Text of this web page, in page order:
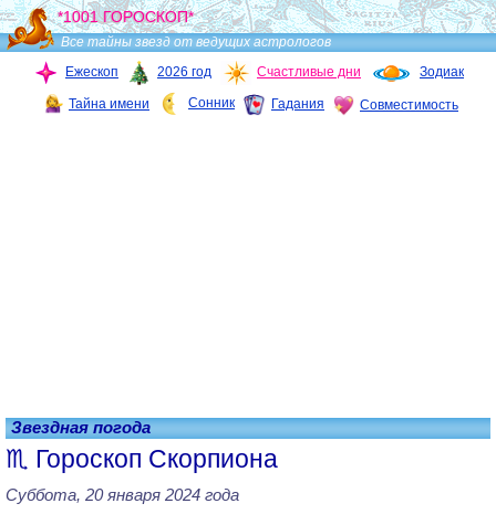
*1001 ГОРОСКОП*
Все тайны звезд от ведущих астрологов
Ежескоп
2026 год Счастливые дни Зодиак
Тайна имени Сонник Гадания Совместимость
Звездная погода
Гороскоп Скорпиона
Суббота, 20 января 2024 года